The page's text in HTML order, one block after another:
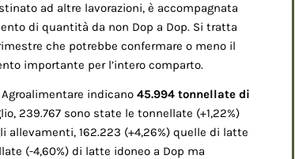
ad altre lavorazioni, è accompagnata
di quantità da non Dop a Dop. Si tratta
che potrebbe confermare o meno il
importante per l’intero comparto.
indicano 45.994 tonnellate di
239.767 sono state le tonnellate (+1,22%)
162.223 (+4,26%) quelle di latte
(-4,60%) di latte idoneo a Dop ma